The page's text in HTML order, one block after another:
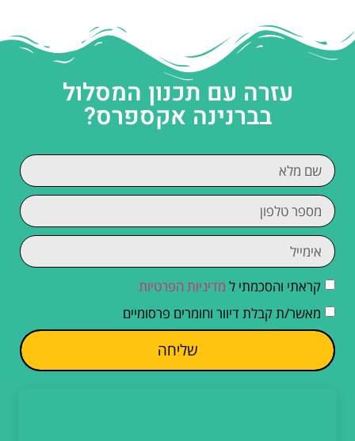
עזרה עם תכנון המסלול
בברנינה אקספרס?
קראתי והסכמתי ל מדיניות הפרטיות
מאשר/ת קבלת דיוור וחומרים פרסומיים
שליחה